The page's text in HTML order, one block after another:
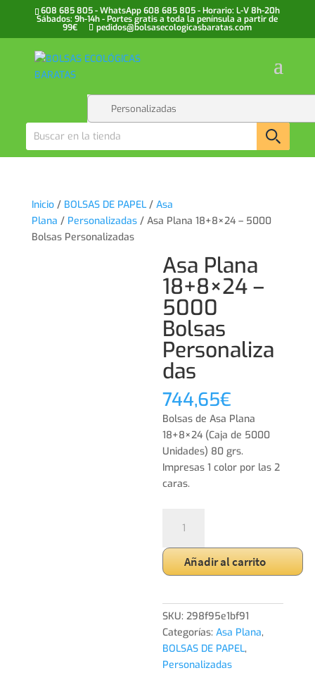
608 685 805 - WhatsApp 608 685 805 - Horario: L-V 8h-20h
Sábados: 9h-14h - Portes gratis a toda la península a partir de
99€ pedidos@bolsasecologicasbaratas.com
Inicio/ BOLSAS DE PAPEL/ Asa
Plana / Personalizadas/ Asa Plana 18+8×24 – 5000
Bolsas Personalizadas
Asa Plana
18+8×24 –
5000
Bolsas
Personaliza
das
744,65€
Bolsas de Asa Plana
18+8×24 (Caja de 5000
Unidades) 80 grs.
Impresas 1 color por las 2
caras.
Plana
18+8x24
-
Personalizadas
cantidad
Añadir al carrito
SKU:298f95e1bf91
Categorías:Asa Plana,
BOLSAS DE PAPEL,
Personalizadas